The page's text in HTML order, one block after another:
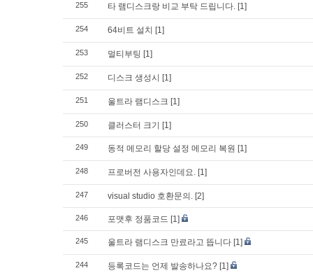
255 타 램디스크랑 비교 부탁 드립니다. [1]
254 64비트 설치 [1]
253 멀티부팅 [1]
252 디스크 생성시 [1]
251 울트라 램디스크 [1]
250 클러스터 크기 [1]
249 동적 메모리 할당 설정 메모리 복원 [1]
248 프로버전 사용자인데요. [1]
247 visual studio 호환문의. [2]
246 포맷후 정품코드 [1]
245 울트라 램디스크 만료라고 뜹니다 [1]
244 등록코드는 언제 발송하나요? [1]